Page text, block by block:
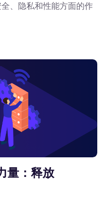
、隐私和性能方面的作
量：释放